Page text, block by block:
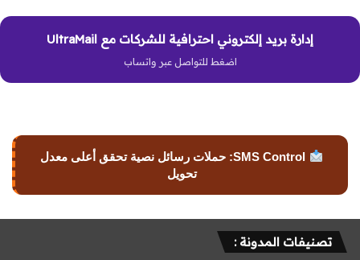
إدارة بريد إلكتروني احترافية للشركات مع UltraMail
اضغط للتواصل عبر واتساب
SMS Control: حملات رسائل نصية تحقق أعلى معدل
تحويل
تصنيفات المدونة :